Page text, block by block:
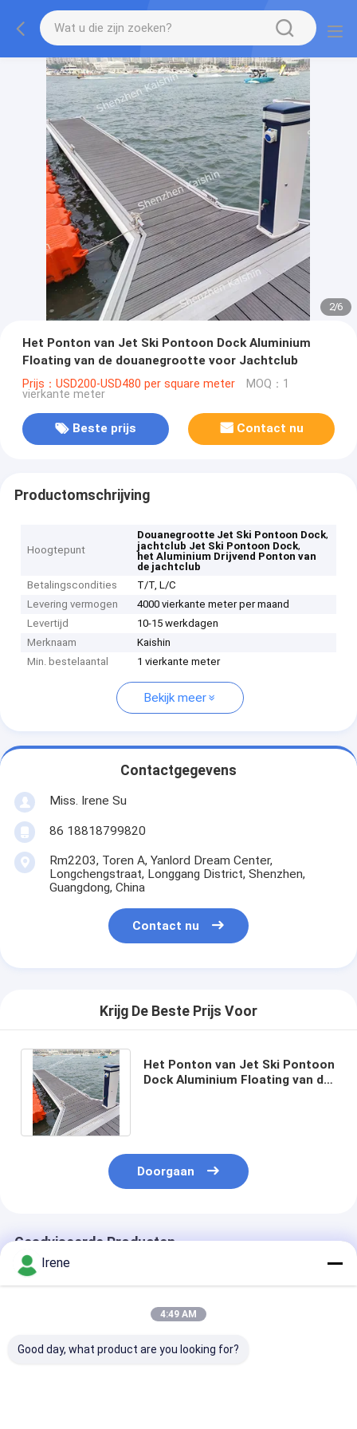
2/6
Het Ponton van Jet Ski Pontoon Dock Aluminium
Floating van de douanegrootte voor Jachtclub
Prijs：USD200-USD480 per square meter MOQ：1
vierkante meter
Beste prijs Contact nu
Productomschrijving
Hoogtepunt
Douanegrootte Jet Ski Pontoon Dock,
jachtclub Jet Ski Pontoon Dock,
het Aluminium Drijvend Ponton van
de jachtclub
Betalingscondities
T/T, L/C
Levering vermogen
4000 vierkante meter per maand
Levertijd
10-15 werkdagen
Merknaam
Kaishin
Min. bestelaantal
1 vierkante meter
Bekijk meer
Contactgegevens
Miss. Irene Su
86 18818799820
Rm2203, Toren A, Yanlord Dream Center,
Longchengstraat, Longgang District, Shenzhen,
Guangdong, China
Contact nu
Krijg De Beste Prijs Voor
Het Ponton van Jet Ski Pontoon
Dock Aluminium Floating van de
Doorgaan
Geadviseerde Producten
Irene
4:49 AM
Good day, what product are you looking for?